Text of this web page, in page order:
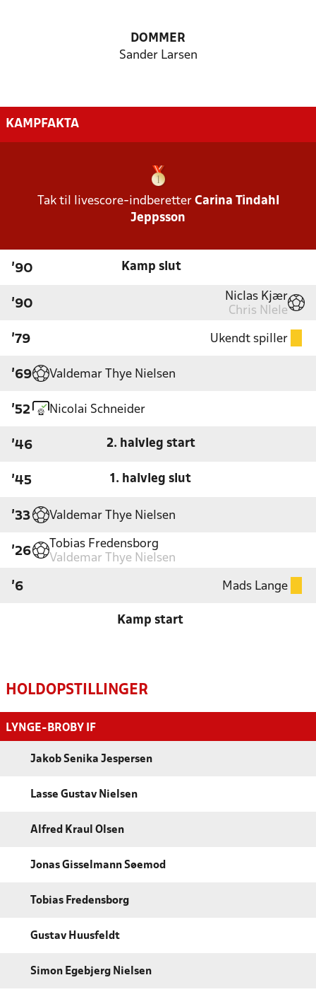
DOMMER
Sander Larsen
KAMPFAKTA
Tak til livescore-indberetter Carina Tindahl
Jeppsson
'90 Kamp slut
'90
Niclas Kjær
Chris Nlele
'79 Ukendt spiller
'69 Valdemar Thye Nielsen
'52 Nicolai Schneider
'46 2. halvleg start
'45 1. halvleg slut
'33 Valdemar Thye Nielsen
'26
Tobias Fredensborg
Valdemar Thye Nielsen
'6 Mads Lange
Kamp start
HOLDOPSTILLINGER
LYNGE-BROBY IF
Jakob Senika Jespersen
Lasse Gustav Nielsen
Alfred Kraul Olsen
Jonas Gisselmann Søemod
Tobias Fredensborg
Gustav Huusfeldt
Simon Egebjerg Nielsen